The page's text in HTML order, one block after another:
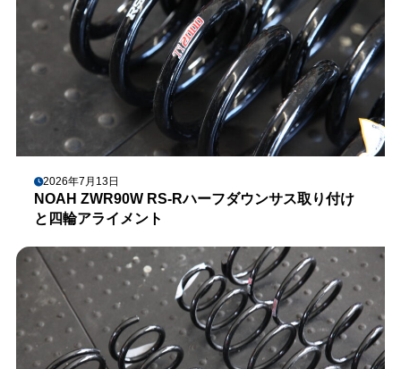
2026年7月13日
NOAH ZWR90W RS-Rハーフダウンサス取り付け
と四輪アライメント